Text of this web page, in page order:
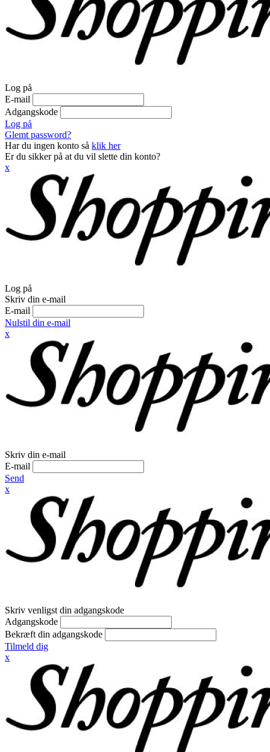
Log på
E-mail
Adgangskode
Log på
Glemt password?
Har du ingen konto så klik her
Er du sikker på at du vil slette din konto?
x
Log på
Skriv din e-mail
E-mail
Nulstil din e-mail
x
Skriv din e-mail
E-mail
Send
x
Skriv venligst din adgangskode
Adgangskode
Bekræft din adgangskode
Tilmeld dig
x